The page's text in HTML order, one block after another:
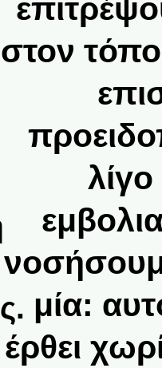
στον
μία:
έρθει